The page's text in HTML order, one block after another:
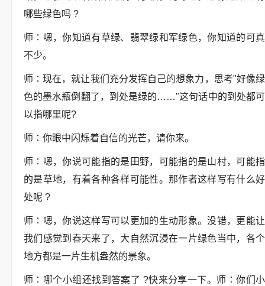
哪些绿色吗 ?
师∶嗯，你知道有草绿、翡翠绿和军绿色，你知道的可真
不少。
师∶现在，就让我们充分发挥自己的想象力，思考"好像绿
色的墨水瓶倒翻了，到处是绿的……"这句话中的到处都可
以指哪里呢?
师∶你眼中闪烁着自信的光芒，请你来。
师∶嗯，你说可能指的是田野，可能指的是山村，可能指
的是草地，有着各种各样可能性。那作者这样写有什么好
处呢 ?
师∶嗯，你说这样写可以更加的生动形象。没错，更能让
我们感觉到春天来了，大自然沉浸在一片绿色当中，各个
地方都是一片生机盎然的景象。
师∶哪个小组还找到答案了 ?快来分享一下。师∶你们小